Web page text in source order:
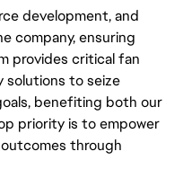
development, and
company, ensuring
provides critical fan
solutions to seize
benefiting both our
priority is to empower
through